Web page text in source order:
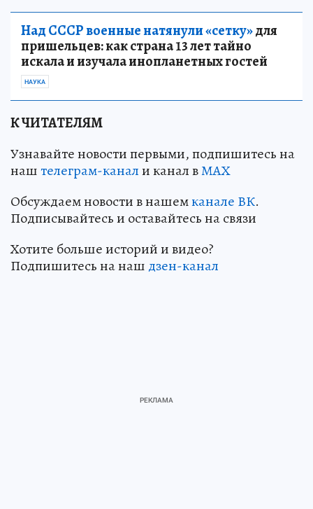
Над СССР военные натянули «сетку»для
пришельцев: как страна 13 лет тайно
искала и изучала инопланетных гостей
НАУКА
К ЧИТАТЕЛЯМ
Узнавайте новости первыми, подпишитесь на
наштелеграм-канали канал вМАХ
Обсуждаем новости в нашемканале ВК.
Подписывайтесь и оставайтесь на связи
Хотите больше историй и видео?
Подпишитесь на наш дзен-канал